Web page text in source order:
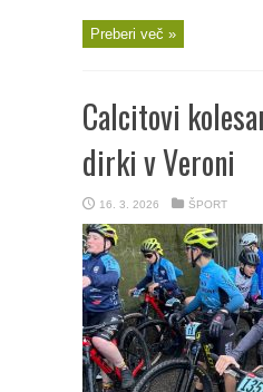
Preberi več »
Calcitovi
dirki v Veroni
16. 3. 2026 ŠPORT